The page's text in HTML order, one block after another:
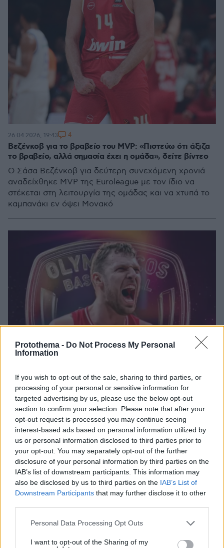
Protothema - Do Not Process My Personal
Information
If you wish to opt-out of the sale, sharing to third parties, or
processing of your personal or sensitive information for
targeted advertising by us, please use the below opt-out
section to confirm your selection. Please note that after your
opt-out request is processed you may continue seeing
interest-based ads based on personal information utilized by
us or personal information disclosed to third parties prior to
your opt-out. You may separately opt-out of the further
disclosure of your personal information by third parties on the
IAB’s list of downstream participants. This information may
also be disclosed by us to third parties on the IAB’s List of
Downstream Participants that may further disclose it to other
Please note that this website/app uses one or more Google
not limited to your visit or usage behaviour. You may click to
Personal Data Processing Opt Outs
I want to opt-out of the Sharing of my
Βεζένκοβ για το βραβείο του MVP: «Πιστεύω ότι άξιζα
το βραβείο, αλλά σημασία έχει η ομάδα», δείτε βίντεο
Ο Σάσα Βεζένκοβ για δεύτερη συνεχόμενη χρονιά
αναδείχθηκε MVP της Euroleague με τον ίδιο να
στέκεται στη λειτουργία της ομάδας και να χτυπά το
καμπανάκι εν όψει Μονακό
26.04.2026, 19:43 4
Ο Σάσα Βεζένκοβ MVP της Euroleague, κατακτά για
δεύτερη χρονιά το βραβείο του κορυφαίου
Ο φόργουορντ των «ερυθρόλευκων»
πραγματοποίησε μία εντυπωσιακή σεζόν σε όλους
τους τομείς, όντας πρώτος σκόρερ της διοργάνωσης
με 19,4 πόντους ανά αγώνα
26.04.2026, 13:46 1